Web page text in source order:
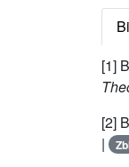
[1]
[2]
|